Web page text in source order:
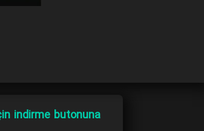
indirme butonuna